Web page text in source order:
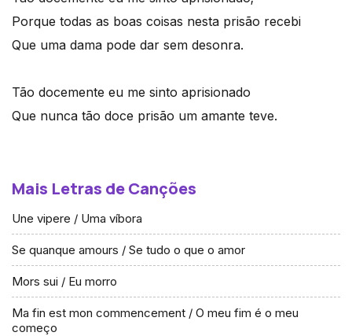
Porque todas as boas coisas nesta prisão recebi
Que uma dama pode dar sem desonra.
Tão docemente eu me sinto aprisionado
Que nunca tão doce prisão um amante teve.
Mais Letras de Canções
Une vipere / Uma víbora
Se quanque amours / Se tudo o que o amor
Mors sui / Eu morro
Ma fin est mon commencement / O meu fim é o meu
começo